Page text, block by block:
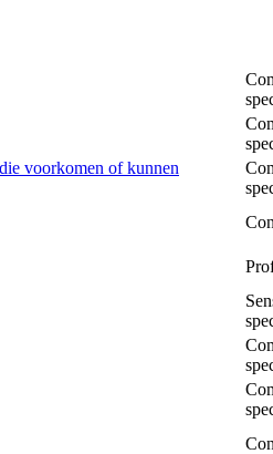
voorkomen of kunnen